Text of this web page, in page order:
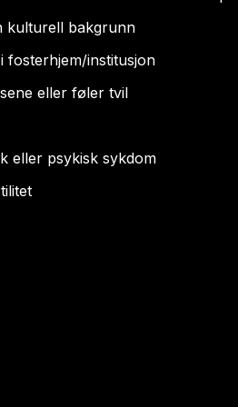
kulturell bakgrunn
fosterhjem/institusjon
eller føler tvil
eller psykisk sykdom